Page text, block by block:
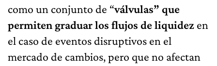
como un conjunto de “válvulas” que
permiten graduar los flujos de liquidez en
el caso de eventos disruptivos en el
mercado de cambios, pero que no afectan